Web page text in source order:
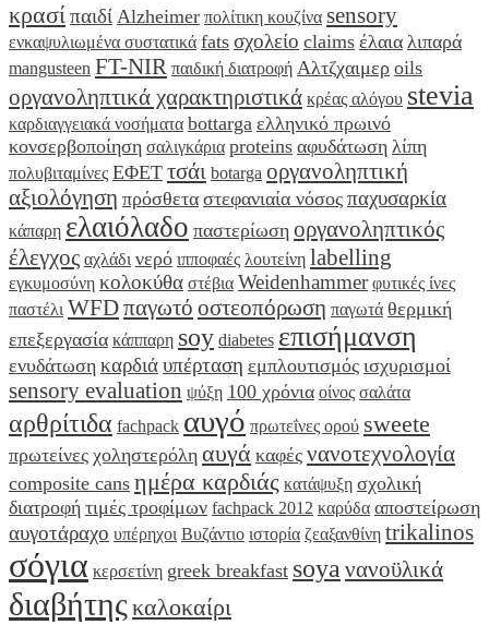
κρασίπαιδί Alzheimer πολίτικη κουζίνα sensory
ενκαψυλιωμένα συστατικά fats σχολείο claims έλαια λιπαρά
mangusteen FT-NIR παιδική διατροφή Αλτζχαιμερ oils
οργανοληπτικά χαρακτηριστικά κρέας αλόγου stevia
καρδιαγγειακά νοσήματα bottarga ελληνικό πρωινό
κονσερβοποίηση σαλιγκάρια proteins αφυδάτωση λίπη
πολυβιταμίνες ΕΦΕΤ τσάι botarga οργανοληπτική
αξιολόγηση πρόσθετα στεφανιαία νόσος παχυσαρκία
κάπαρη ελαιόλαδο παστερίωση οργανοληπτικός
έλεγχος αχλάδι νερό ιπποφαές λουτείνη labelling
εγκυμοσύνη κολοκύθα στέβια Weidenhammer φυτικές ίνες
παστέλι WFDπαγωτό οστεοπόρωση παγωτά θερμική
επεξεργασία κάππαρη soy diabetes επισήμανση
ενυδάτωση καρδιάυπέρταση εμπλουτισμός ισχυρισμοί
sensory evaluation ψύξη 100 χρόνια οίνος σαλάτα
αρθρίτιδα fachpack αυγό πρωτεΐνες ορού sweete
πρωτείνες χοληστερόλη αυγά καφές νανοτεχνολογία
composite cans ημέρα καρδιάς κατάψυξη σχολική
διατροφή τιμές τροφίμων fachpack 2012 καρύδα αποστείρωση
αυγοτάραχο υπέρηχοι Βυζάντιο ιστορία ζεαξανθίνη trikalinos
σόγια κερσετίνη greek breakfast soyaνανοϋλικά
διαβήτηςκαλοκαίρι